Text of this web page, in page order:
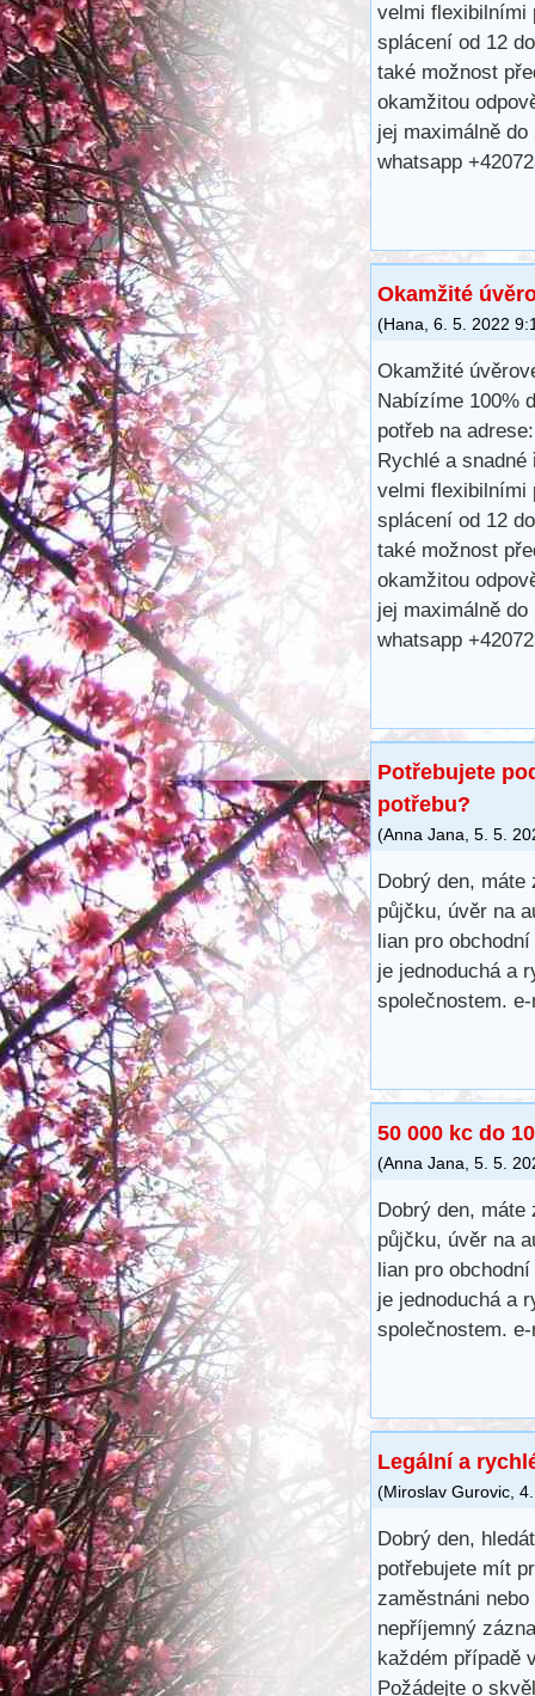
velmi flexibilními
splácení od 12
také možnost
okamžitou
jej maximálně do
whatsapp
Okamžité
(Hana 6. 5. 2022
Okamžité
Nabízíme 100%
potřeb na
Rychlé a
velmi flexibilními
splácení od 12
také možnost
okamžitou
jej maximálně do
whatsapp
Potřebujete
potřebu?
(Anna Jana, 5. 5.
Dobrý den,
půjčku, úvěr na
lian pro
je jednoduchá a
společnostem.
50 000 kc do
(Anna Jana, 5. 5.
Dobrý den,
půjčku, úvěr na
lian pro
je jednoduchá a
společnostem.
Legální a
(Miroslav Gurovic,
Dobrý den,
potřebujete mít
zaměstnáni
nepříjemný
každém případě
Požádejte o